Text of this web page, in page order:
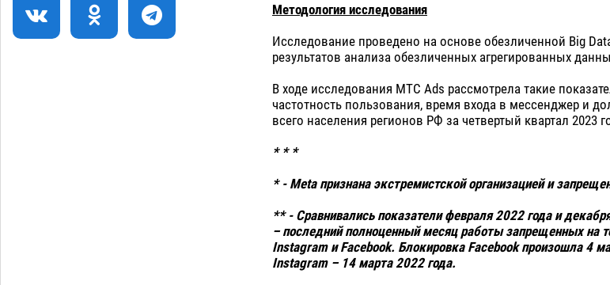
10:02
На Всероссийской Спартакиаде
астраханские гандболисты уступили
Методология исследования
Исследование проведено на основе обезличенной Big
результатов анализа обезличенных агрегированных
В ходе исследования МТС Ads рассмотрела такие
частотность пользования, время входа в мессенджер и
всего населения регионов РФ за четвертый квартал 2023
* * *
* - Meta признана экстремистской организацией и
** - Сравнивались показатели февраля 2022 года и
– последний полноценный месяц работы запрещенных на
Instagram и Facebook. Блокировка Facebook произошла 4
Instagram – 14 марта 2022 года.